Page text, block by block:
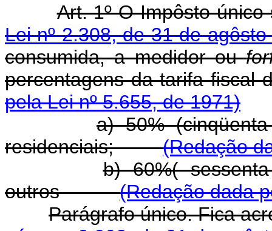
Art. 1º O Impôsto
Lei nº 2.308, de 31 de
consumida, a medidor ou
percentagens da tarifa
pela Lei nº 5.655, de 1971)
a) 50%
residenciais;(Redação
b) 60%(
outros(Redação dada
Parágrafo único. Fica